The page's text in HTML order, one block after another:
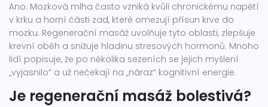
Ano. Mozková mlha často vzniká kvůli chronickému napětí
v krku a horní části zad, které omezují přísun krve do
mozku. Regenerační masáž uvolňuje tyto oblasti, zlepšuje
krevní oběh a snižuje hladinu stresových hormonů. Mnoho
lidí popisuje, že po několika sezeních se jejich myšlení
„vyjasnilo“ a už nečekají na „náraz“ kognitivní energie.
Je regenerační masáž bolestivá?